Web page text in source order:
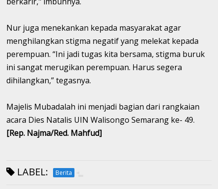
Nur juga menekankan kepada masyarakat agar
menghilangkan stigma negatif yang melekat kepada
perempuan. “Ini jadi tugas kita bersama, stigma buruk
ini sangat merugikan perempuan. Harus segera
dihilangkan,” tegasnya.
Majelis Mubadalah ini menjadi bagian dari rangkaian
acara Dies Natalis UIN Walisongo Semarang ke- 49.
[Rep. Najma/Red. Mahfud]
LABEL: Berita